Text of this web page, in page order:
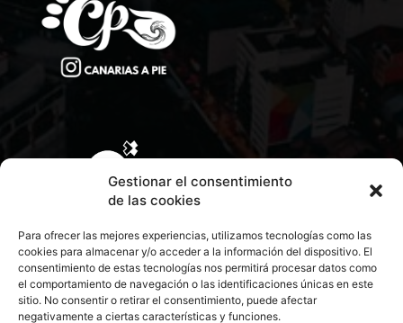
Gestionar el consentimiento
de las cookies
Para ofrecer las mejores experiencias, utilizamos tecnologías como las
cookies para almacenar y/o acceder a la información del dispositivo. El
consentimiento de estas tecnologías nos permitirá procesar datos como
el comportamiento de navegación o las identificaciones únicas en este
sitio. No consentir o retirar el consentimiento, puede afectar
negativamente a ciertas características y funciones.
CONTACTA CON NOSOTROS